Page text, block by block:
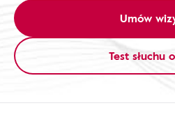
Umów
Test słuchu